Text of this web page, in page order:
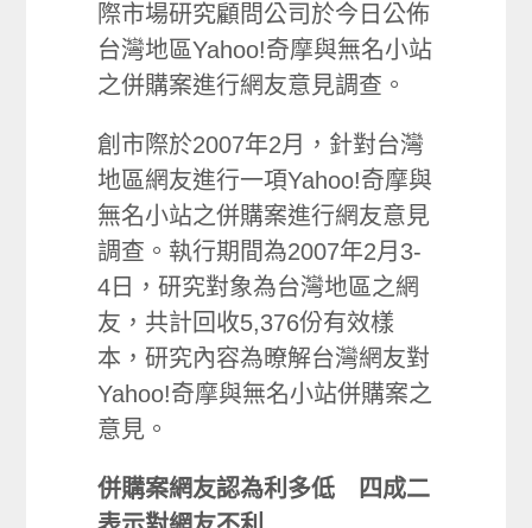
際市場研究顧問公司於今日公佈
台灣地區Yahoo!奇摩與無名小站
之併購案進行網友意見調查。
創市際於2007年2月，針對台灣
地區網友進行一項Yahoo!奇摩與
無名小站之併購案進行網友意見
調查。執行期間為2007年2月3-
4日，研究對象為台灣地區之網
友，共計回收5,376份有效樣
本，研究內容為暸解台灣網友對
Yahoo!奇摩與無名小站併購案之
意見。
併購案網友認為利多低 四成二